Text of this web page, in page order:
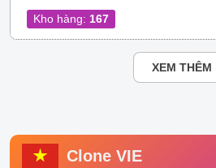
Kho hàng: 167
XEM THÊM
Clone VIE